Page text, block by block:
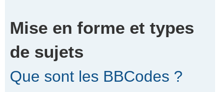
Mise en forme et types
de sujets
Que sont les BBCodes ?